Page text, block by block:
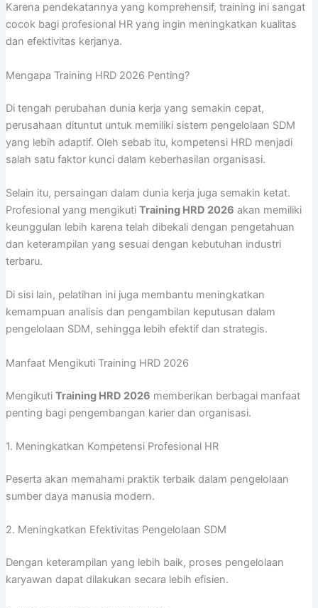
Karena pendekatannya yang komprehensif, training ini sangat
cocok bagi profesional HR yang ingin meningkatkan kualitas
dan efektivitas kerjanya.
Mengapa Training HRD 2026 Penting?
Di tengah perubahan dunia kerja yang semakin cepat,
perusahaan dituntut untuk memiliki sistem pengelolaan SDM
yang lebih adaptif. Oleh sebab itu, kompetensi HRD menjadi
salah satu faktor kunci dalam keberhasilan organisasi.
Selain itu, persaingan dalam dunia kerja juga semakin ketat.
Profesional yang mengikuti Training HRD 2026 akan memiliki
keunggulan lebih karena telah dibekali dengan pengetahuan
dan keterampilan yang sesuai dengan kebutuhan industri
terbaru.
Di sisi lain, pelatihan ini juga membantu meningkatkan
kemampuan analisis dan pengambilan keputusan dalam
pengelolaan SDM, sehingga lebih efektif dan strategis.
Manfaat Mengikuti Training HRD 2026
Mengikuti Training HRD 2026 memberikan berbagai manfaat
penting bagi pengembangan karier dan organisasi.
1. Meningkatkan Kompetensi Profesional HR
Peserta akan memahami praktik terbaik dalam pengelolaan
sumber daya manusia modern.
2. Meningkatkan Efektivitas Pengelolaan SDM
Dengan keterampilan yang lebih baik, proses pengelolaan
karyawan dapat dilakukan secara lebih efisien.